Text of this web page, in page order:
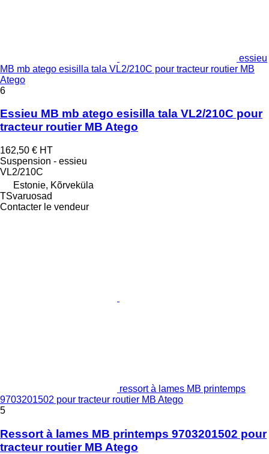
essieu
MB mb atego esisilla tala VL2/210C pour tracteur routier MB
Atego
6
Essieu MB mb atego esisilla tala VL2/210C pour
tracteur routier MB Atego
162,50 € HT
Suspension - essieu
VL2/210C
Estonie, Kõrveküla
TSvaruosad
Contacter le vendeur
ressort à lames MB printemps
9703201502 pour tracteur routier MB Atego
5
Ressort à lames MB printemps 9703201502 pour
tracteur routier MB Atego